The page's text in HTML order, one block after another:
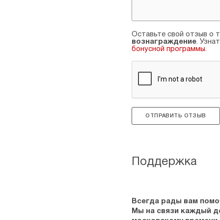
Оставьте свой отзыв о
вознаграждение.
бонусной программы.
ОТПРАВИТЬ ОТЗЫВ
Поддержка
Всегда рады вам
Мы на связи каждый